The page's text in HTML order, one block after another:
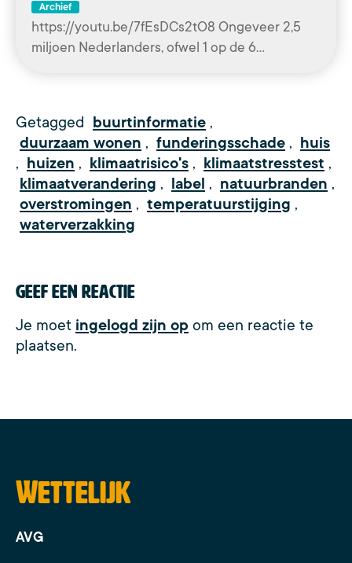
Archief
https://youtu.be/7fEsDCs2tO8 Ongeveer 2,5
miljoen Nederlanders, ofwel 1 op de 6…
Getagged buurtinformatie ,
duurzaam wonen , funderingsschade ,
huis
,
huizen , klimaatrisico's , klimaatstresstest ,
klimaatverandering , label , natuurbranden ,
overstromingen , temperatuurstijging ,
waterverzakking
Geef een reactie
Je moet ingelogd zijn op om een reactie te
plaatsen.
Wettelijk
AVG